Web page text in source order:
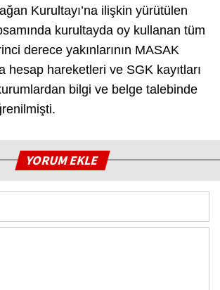
Kurultayı’na ilişkin yürütülen
kurultayda oy kullanan tüm
derece yakınlarının MASAK
hesap hareketleri ve SGK kayıtları
bilgi ve belge talebinde
YORUM EKLE